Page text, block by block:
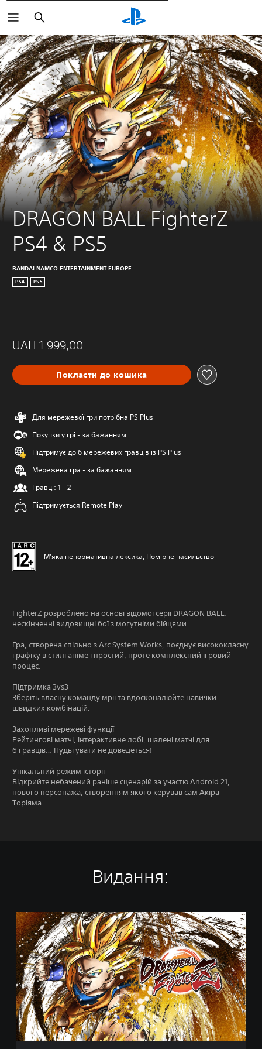
Пошук
DRAGON BALL FighterZ
PS4 & PS5
BANDAI NAMCO ENTERTAINMENT EUROPE
PS4 PS5
UAH 1 999,00
Покласти до кошика
Для мережевої гри потрібна PS Plus
Покупки у грі - за бажанням
Підтримує до 6 мережевих гравців із PS Plus
Мережева гра - за бажанням
Гравці: 1 - 2
Підтримується Remote Play
М’яка ненормативна лексика, Помірне насильство
FighterZ розроблено на основі відомої серії DRAGON BALL:
нескінченні видовищні бої з могутніми бійцями.
Гра, створена спільно з Arc System Works, поєднує висококласну
графіку в стилі аніме і простий, проте комплексний ігровий
процес.
Підтримка 3vs3
Зберіть власну команду мрії та вдосконалюйте навички
швидких комбінацій.
Захопливі мережеві функції
Рейтингові матчі, інтерактивне лобі, шалені матчі для
6 гравців… Нудьгувати не доведеться!
Унікальний режим історії
Відкрийте небачений раніше сценарій за участю Android 21,
нового персонажа, створенням якого керував сам Акіра
Торіяма.
Видання:
D
R
A
G
O
N
B
A
L
L
F
i